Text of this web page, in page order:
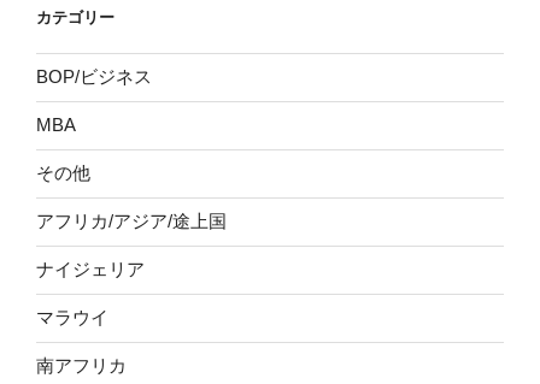
カテゴリー
BOP/ビジネス
MBA
その他
アフリカ/アジア/途上国
ナイジェリア
マラウイ
南アフリカ